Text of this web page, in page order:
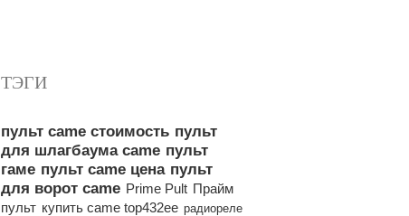
ТЭГИ
пульт came стоимость пульт
для шлагбаума came пульт
гаме пульт came цена пульт
для ворот came Prime Pult Прайм
пульт купить came top432ee радиореле